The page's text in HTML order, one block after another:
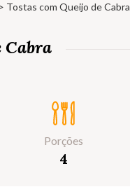
> Tostas com Queijo de Cabra
Cabra
Porções
4